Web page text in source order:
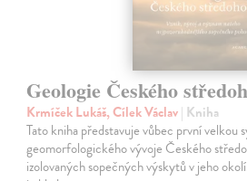
Geologie Českého
Krmíček Lukáš, Cílek Václav| Kniha
Tato kniha představuje vůbec první velkou
geomorfologického vývoje Českého
izolovaných sopečných výskytů v jeho